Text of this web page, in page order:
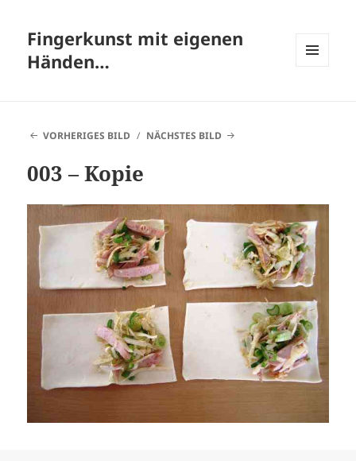
Fingerkunst mit eigenen
Händen…
VORHERIGES BILD NÄCHSTES BILD
003 – Kopie